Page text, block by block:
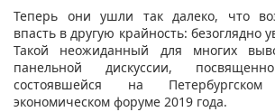
Теперь они ушли так далеко, что
впасть в другую крайность: безоглядно
Такой неожиданный для многих
панельной дискуссии,
состоявшейся на Петербургском
экономическом форуме 2019 года.